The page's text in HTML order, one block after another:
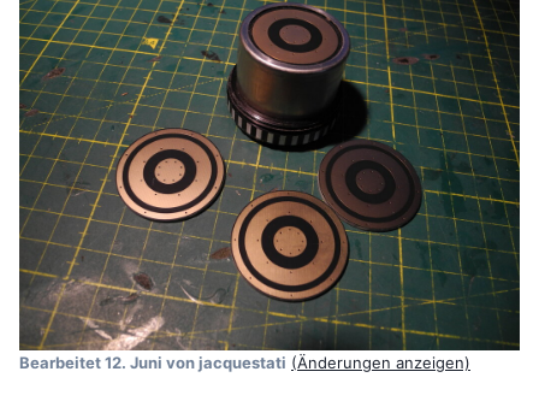
Bearbeitet12. Juni von jacquestati (Änderungen anzeigen)